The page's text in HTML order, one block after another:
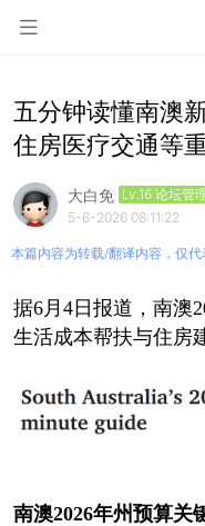
五分钟读懂南澳
住房医疗交通等
大白免 Lv.16 论坛管
5-6-2026 08:11:22
本篇内容为转载/翻译内容，仅代
据6月4日报道，南澳
生活成本帮扶与住房
南澳2026年州预算关